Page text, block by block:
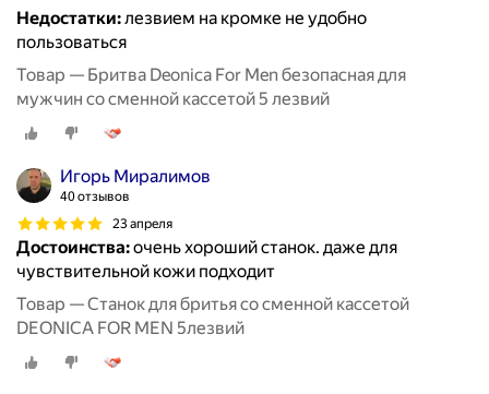
Недостатки:лезвием на кромке не удобно
пользоваться
Товар — Бритва Deonica For Men безопасная для
мужчин со сменной кассетой 5 лезвий
Игорь Миралимов
40 отзывов
23 апреля
Достоинства:очень хороший станок. даже для
чувствительной кожи подходит
Товар — Станок для бритья со сменной кассетой
DEONICA FOR MEN 5лезвий